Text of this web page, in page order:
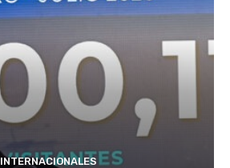
INTERNACIONALES